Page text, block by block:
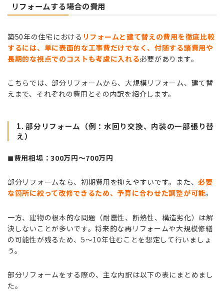
リフォームする場合の費用
築50年の住宅における リフォームと建て替えの費用を徹底比較
するには、単に表面的な工事費だけでなく、付随する諸費用や
長期的な視点でのコストも考慮に入れる必要があります。
こちらでは、部分リフォームから、大規模リフォーム、建て替
えまで、それぞれの費用とその内訳を紹介します。
1. 部分リフォーム（例：水回り交換、内装の一部張り替
え）
◼︎費用相場：300万円～700万円
部分リフォームなら、初期費用を抑えやすいです。また、必要
な箇所に絞って改修できるため、予算に合わせた調整が可能。
一方、建物の根本的な問題（耐震性、断熱性、構造劣化）は解
決しないことが多いです。将来的な再リフォームや大規模修繕
の可能性が残るため、 5～10年住むことを想定して行いましょ
う。
部分リフォームをする際の、主な内訳は以下の表にまとめまし
た。